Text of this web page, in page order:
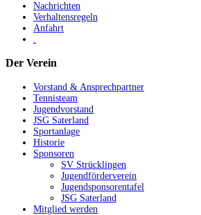
Nachrichten
Verhaltensregeln
Anfahrt
.
Der Verein
Vorstand & Ansprechpartner
Tennisteam
Jugendvorstand
JSG Saterland
Sportanlage
Historie
Sponsoren
SV Strücklingen
Jugendförderverein
Jugendsponsorentafel
JSG Saterland
Mitglied werden